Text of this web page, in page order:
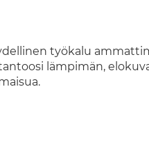
työkalu
lämpimän,